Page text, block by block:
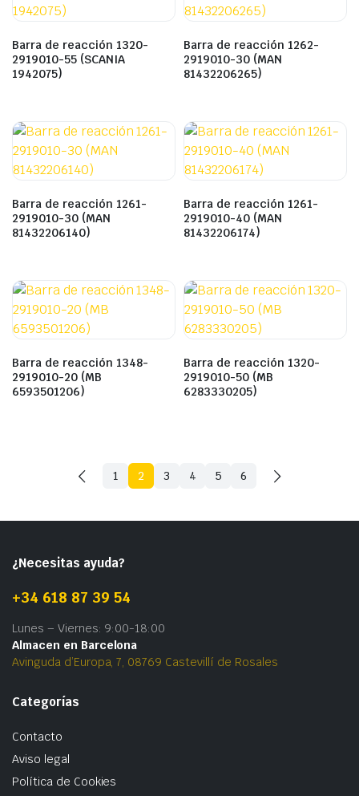
Barra de reacción 1320-
2919010-55 (SCANIA
1942075)
Barra de reacción 1262-
2919010-30 (MAN
81432206265)
Barra de reacción 1261-
2919010-30 (MAN
81432206140)
Barra de reacción 1261-
2919010-40 (MAN
81432206174)
Barra de reacción 1348-
2919010-20 (MB
6593501206)
Barra de reacción 1320-
2919010-50 (MB
6283330205)
1 2 3 4 5 6
¿Necesitas ayuda?
+34 618 87 39 54
Lunes – Viernes: 9:00-18:00
Almacen en Barcelona
Avinguda d’Europa, 7, 08769 Castevillí de Rosales
Categorías
Contacto
Aviso legal
Política de Cookies